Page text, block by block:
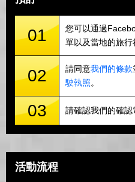
01
您可以通過
單以及當地的旅行
02 請同意我們的條款
駛執照。
03 請確認我們的確認
活動流程